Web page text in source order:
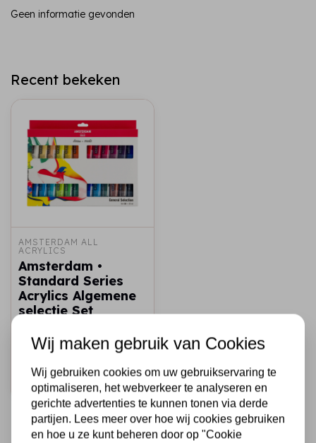
Geen informatie gevonden
Recent bekeken
AMSTERDAM ALL
ACRYLICS
Amsterdam •
Standard Series
Acrylics Algemene
selectie Set
€41,95
Snel toevoegen
Wij maken gebruik van Cookies
Wij gebruiken cookies om uw gebruikservaring te
optimaliseren, het webverkeer te analyseren en
gerichte advertenties te kunnen tonen via derde
partijen. Lees meer over hoe wij cookies gebruiken
en hoe u ze kunt beheren door op "Cookie